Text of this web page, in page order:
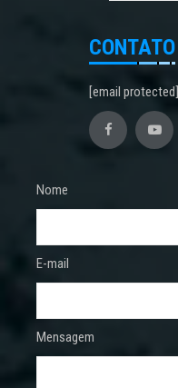
CONTATO
[email protected]
Nome
E-mail
Mensagem